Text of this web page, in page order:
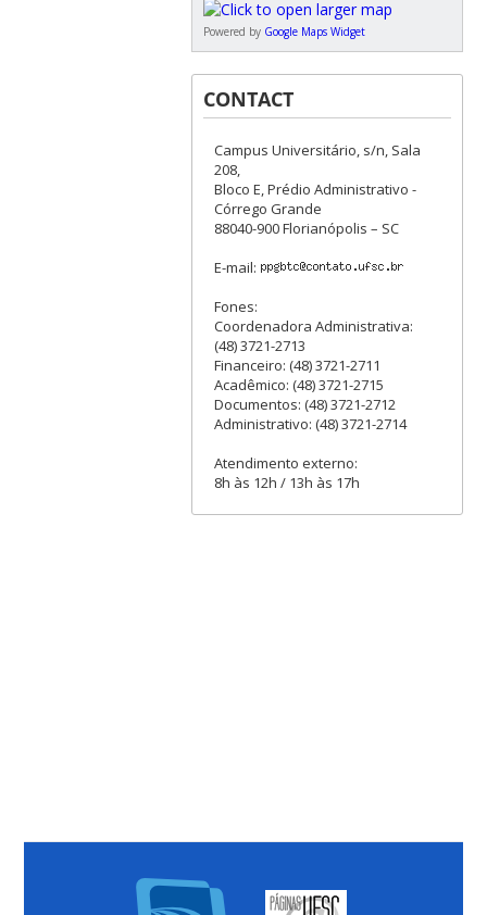
Powered by Google Maps Widget
CONTACT
Campus Universitário, s/n, Sala
208,
Bloco E, Prédio Administrativo -
Córrego Grande
88040-900 Florianópolis – SC
E-mail:
Fones:
Coordenadora Administrativa:
(48) 3721-2713
Financeiro: (48) 3721-2711
Acadêmico: (48) 3721-2715
Documentos: (48) 3721-2712
Administrativo: (48) 3721-2714
Atendimento externo:
8h às 12h / 13h às 17h